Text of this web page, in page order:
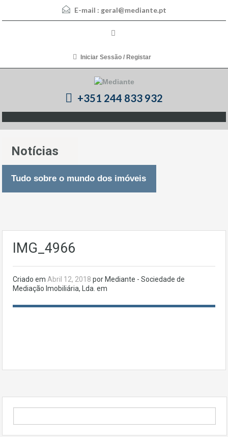
E-mail : geral@mediante.pt
Iniciar Sessão / Registar
+351 244 833 932
Notícias
Tudo sobre o mundo dos imóveis
IMG_4966
Criado em Abril 12, 2018 por Mediante - Sociedade de
Mediação Imobiliária, Lda. em